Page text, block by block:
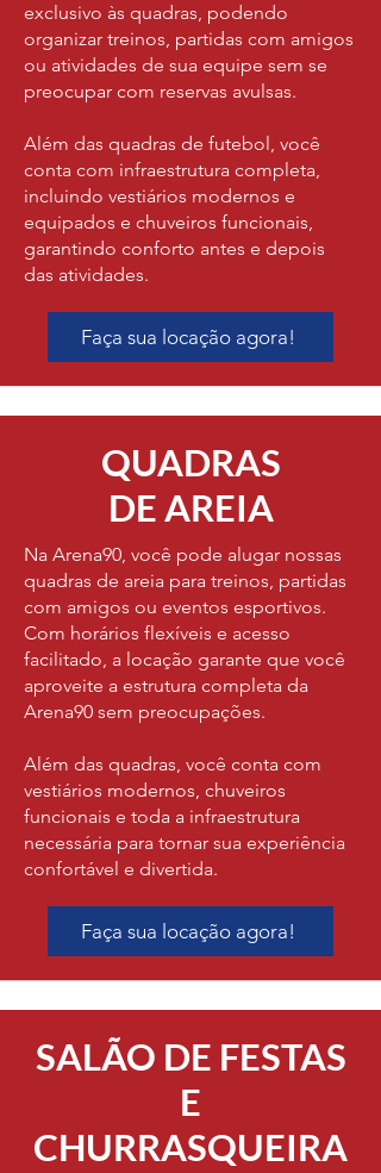
exclusivo às quadras, podendo
organizar treinos, partidas com amigos
ou atividades de sua equipe sem se
preocupar com reservas avulsas.
Além das quadras de futebol, você
conta com infraestrutura completa,
incluindo vestiários modernos e
equipados e chuveiros funcionais,
garantindo conforto antes e depois
das atividades.
Faça sua locação agora!
QUADRAS
DE AREIA
Na Arena90, você pode alugar nossas
quadras de areia para treinos, partidas
com amigos ou eventos esportivos.
Com horários flexíveis e acesso
facilitado, a locação garante que você
aproveite a estrutura completa da
Arena90 sem preocupações.
Além das quadras, você conta com
vestiários modernos, chuveiros
funcionais e toda a infraestrutura
necessária para tornar sua experiência
confortável e divertida.
Faça sua locação agora!
SALÃO DE FESTAS
E
CHURRASQUEIRA